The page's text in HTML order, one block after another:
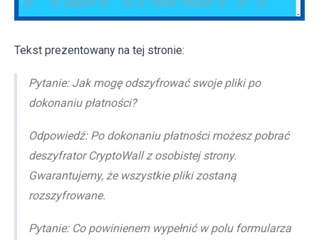
Tekst prezentowany na tej stronie:
Pytanie: Jak mogę odszyfrować swoje pliki po
dokonaniu płatności?
Odpowiedź: Po dokonaniu płatności możesz pobrać
deszyfrator CryptoWall z osobistej strony.
Gwarantujemy, że wszystkie pliki zostaną
rozszyfrowane.
Pytanie: Co powinienem wypełnić w polu formularza